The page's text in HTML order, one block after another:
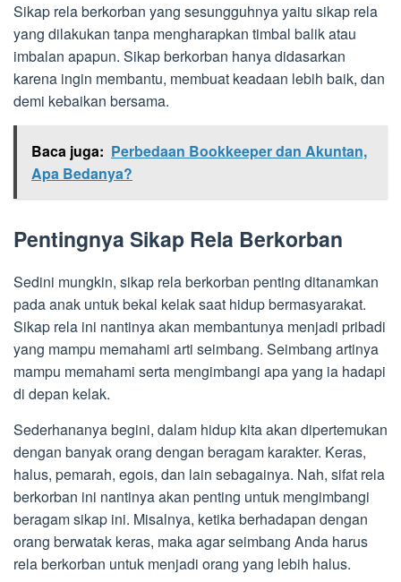
Sikap rela berkorban yang sesungguhnya yaitu sikap rela
yang dilakukan tanpa mengharapkan timbal balik atau
imbalan apapun. Sikap berkorban hanya didasarkan
karena ingin membantu, membuat keadaan lebih baik, dan
demi kebaikan bersama.
Baca juga: Perbedaan Bookkeeper dan Akuntan,
Apa Bedanya?
Pentingnya Sikap Rela Berkorban
Sedini mungkin, sikap rela berkorban penting ditanamkan
pada anak untuk bekal kelak saat hidup bermasyarakat.
Sikap rela ini nantinya akan membantunya menjadi pribadi
yang mampu memahami arti seimbang. Seimbang artinya
mampu memahami serta mengimbangi apa yang ia hadapi
di depan kelak.
Sederhananya begini, dalam hidup kita akan dipertemukan
dengan banyak orang dengan beragam karakter. Keras,
halus, pemarah, egois, dan lain sebagainya. Nah, sifat rela
berkorban ini nantinya akan penting untuk mengimbangi
beragam sikap ini. Misalnya, ketika berhadapan dengan
orang berwatak keras, maka agar seimbang Anda harus
rela berkorban untuk menjadi orang yang lebih halus.